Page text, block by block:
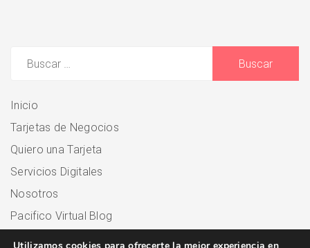
Inicio
Tarjetas de Negocios
Quiero una Tarjeta
Servicios Digitales
Nosotros
Pacifico Virtual Blog